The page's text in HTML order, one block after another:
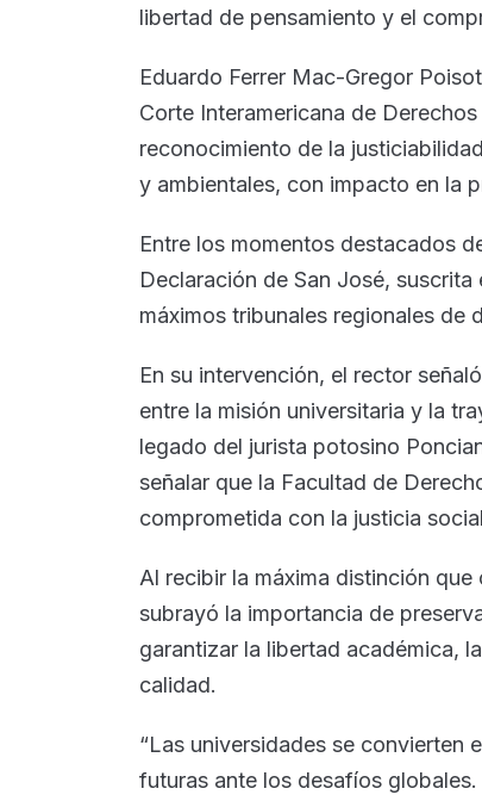
libertad de pensamiento y el
Eduardo Ferrer Mac-Gregor
Corte Interamericana de
reconocimiento de la
y ambientales, con impacto en la
Entre los momentos destacados
Declaración de San José,
máximos tribunales regionales de
En su intervención, el rector
entre la misión universitaria y la
legado del jurista potosino
señalar que la Facultad de
comprometida con la justicia
Al recibir la máxima distinción
subrayó la importancia de
garantizar la libertad académica,
calidad.
“Las universidades se convierten
futuras ante los desafíos